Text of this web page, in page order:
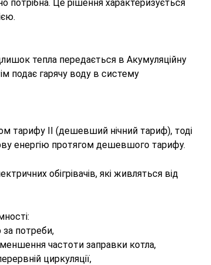
потрібна. Це рішення характеризується
тепла передається в Акумуляційну
подає гарячу воду в систему
тарифу II (дешевший нічний тариф), тоді
енергію протягом дешевшого тарифу.
обігрівачів, які живляться від
за потреби,
частоти заправки котла,
циркуляції,